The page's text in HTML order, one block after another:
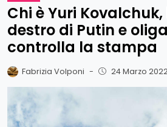
Chi è Yuri
destro di Putin e
controlla la stampa
Fabrizia Volponi - 24 Marzo